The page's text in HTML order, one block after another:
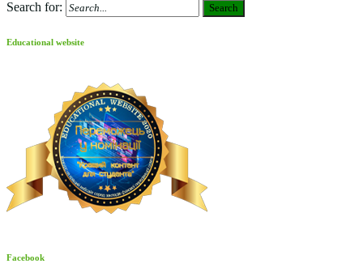
Search for: Search
Educational website
Facebook